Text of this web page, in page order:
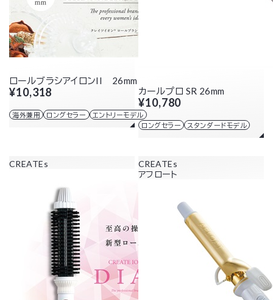
ロールブラシアイロンII 26mm
¥10,318
海外兼用 ロングセラー エントリーモデル
カールプロ SR 26mm
¥10,780
ロングセラー スタンダードモデル
CREATEs
CREATEs
アフロート